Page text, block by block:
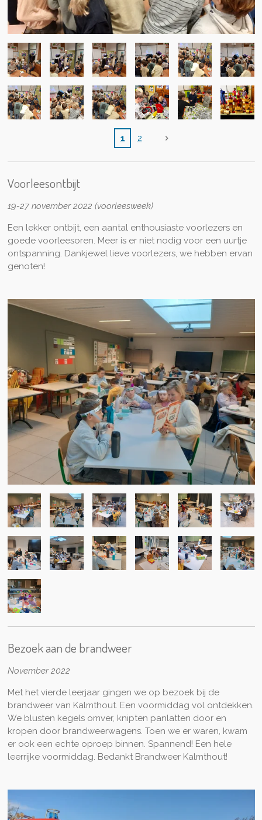
1 2
Voorleesontbijt
19-27 november 2022 (voorleesweek)
Een lekker ontbijt, een aantal enthousiaste voorlezers en
goede voorleesoren. Meer is er niet nodig voor een uurtje
ontspanning. Dankjewel lieve voorlezers, we hebben ervan
genoten!
Bezoek aan de brandweer
November 2022
Met het vierde leerjaar gingen we op bezoek bij de
brandweer van Kalmthout. Een voormiddag vol ontdekken.
We blusten kegels omver, knipten panlatten door en
kropen door brandweerwagens. Toen we er waren, kwam
er ook een echte oproep binnen. Spannend! Een hele
leerrijke voormiddag. Bedankt Brandweer Kalmthout!